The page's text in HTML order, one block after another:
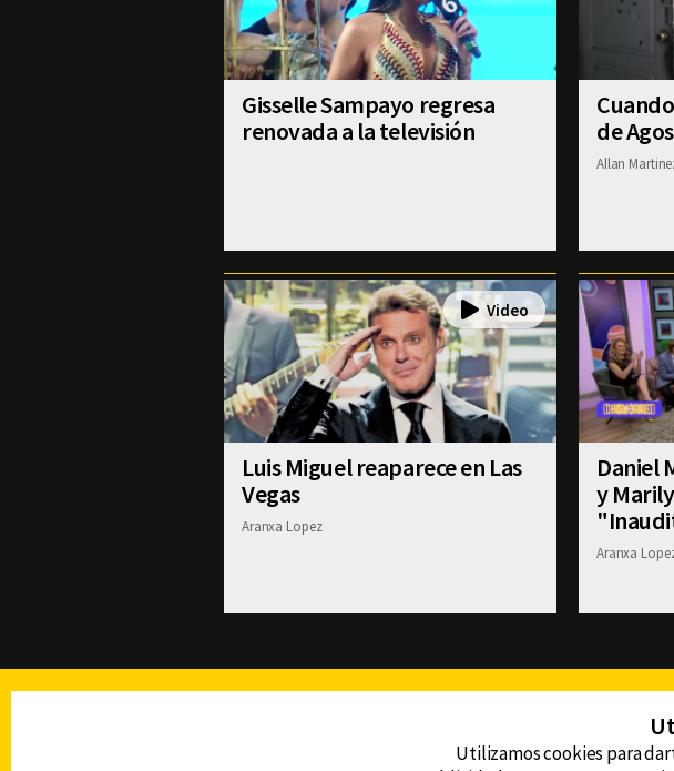
Gisselle Sampayo regresa
renovada a la televisión
de
Allan
Luis Miguel reaparece en Las
Vegas
Aranxa Lopez
Daniel
y
Aranxa
Utilizamos cookies para